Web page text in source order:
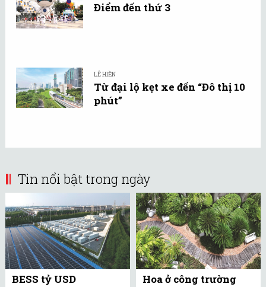
Điểm đến thứ 3
LÊ HIỀN
Từ đại lộ kẹt xe đến “Đô thị 10
phút”
Tin nổi bật trong ngày
BESS tỷ USD Hoa ở công trường